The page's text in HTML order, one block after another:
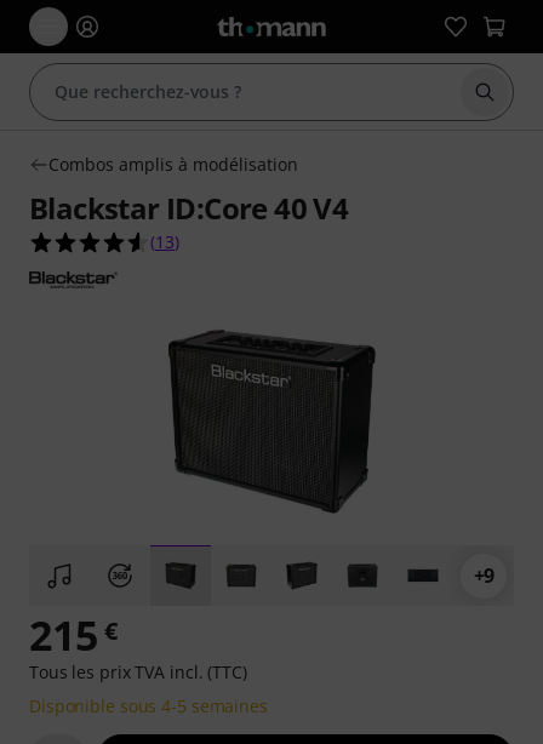
Combos amplis à modélisation
Blackstar ID:Core 40 V4
4.5 étoiles sur 5 d'après 13 évaluations clients
(13)
+9
215 €
Tous les prix TVA incl. (TTC)
Disponible sous 4-5 semaines